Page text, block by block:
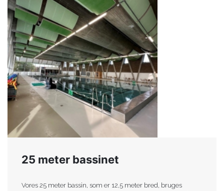
25 meter bassinet
Vores 25 meter bassin, som er 12,5 meter bred, bruges